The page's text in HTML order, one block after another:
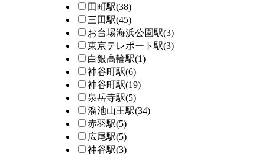
田町駅(38)
三田駅(45)
お台場海浜公園駅(3)
東京テレポート駅(3)
白銀高輪駅(1)
神谷町駅(6)
神谷町駅(19)
泉岳寺駅(5)
溜池山王駅(34)
赤羽駅(5)
広尾駅(5)
神谷駅(3)